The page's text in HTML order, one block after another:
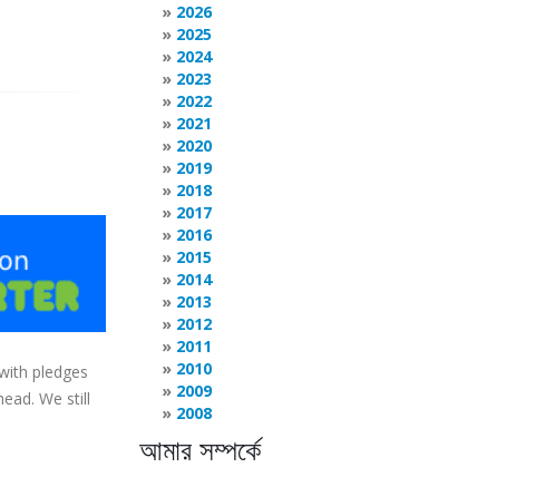
pledges
We still
2026
2025
2024
2023
2022
2021
2020
2019
2018
2017
2016
2015
2014
2013
2012
2011
2010
2009
2008
আমার সম্পর্কে